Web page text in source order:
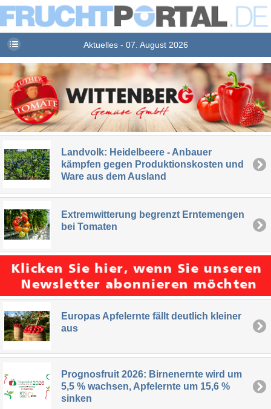
Aktuelles - 07. August 2026
Landvolk: Heidelbeere - Anbauer
kämpfen gegen Produktionskosten und
Ware aus dem Ausland
Extremwitterung begrenzt Erntemengen
bei Tomaten
Europas Apfelernte fällt deutlich kleiner
aus
Prognosfruit 2026: Birnenernte wird um
5,5 % wachsen, Apfelernte um 15,6 %
sinken